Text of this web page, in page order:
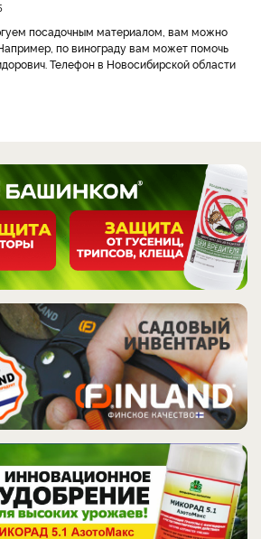
посадочным материалом, вам можно
по винограду вам может помочь
Телефон в Новосибирской области